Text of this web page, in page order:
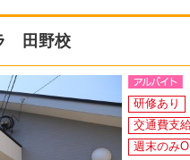
田野校
研修あり
交通費支
週末のみ